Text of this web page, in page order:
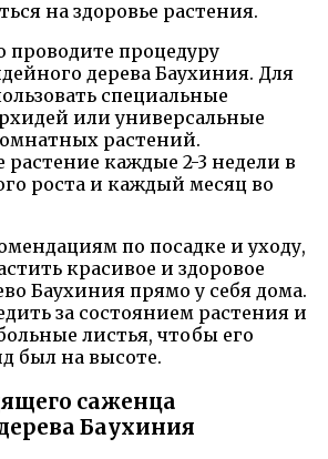
на здоровье растения.
проводите процедуру
дерева Баухиния. Для
специальные
или универсальные
растений.
каждые 2-3 недели в
роста и каждый месяц во
по посадке и уходу,
красивое и здоровое
Баухиния прямо у себя дома.
за состоянием растения и
листья, чтобы его
был на высоте.
саженца
Баухиния